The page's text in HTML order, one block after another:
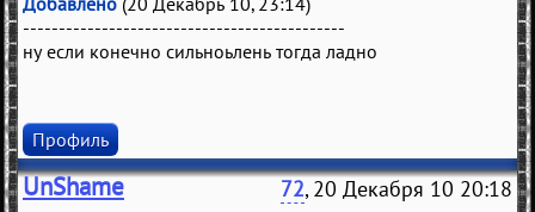
---------------------------------------------
ну если конечно сильноьлень тогда ладно
Профиль
UnShame 72, 20 Декабря 10 20:18